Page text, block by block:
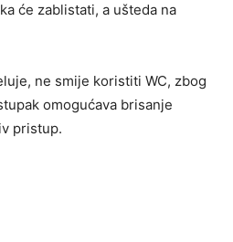
će zablistati, a ušteda na
ne smije koristiti WC, zbog
omogućava brisanje
pristup.